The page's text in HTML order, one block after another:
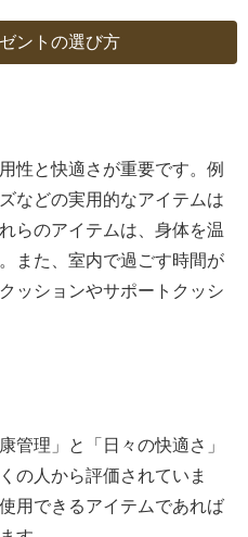
ントの選び方
性と快適さが重要です。例
などの実用的なアイテムは
らのアイテムは、身体を温
また、室内で過ごす時間が
ッションやサポートクッシ
管理」と「日々の快適さ」
の人から評価されていま
用できるアイテムであれば